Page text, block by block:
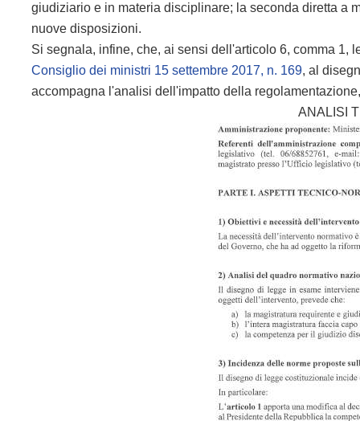
giudiziario e in materia disciplinare; la seconda diretta a
nuove disposizioni.
Si segnala, infine, che, ai sensi dell'articolo 6, comma 1,
Consiglio dei ministri 15 settembre 2017, n. 169, al
accompagna l'analisi dell'impatto della
ANALISI